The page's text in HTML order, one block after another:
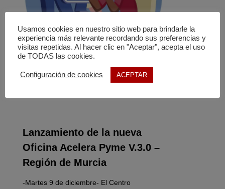
Lanzamiento de la nueva
Oficina Acelera Pyme V.3.0 –
Región de Murcia
-Martes 9 de diciembre- El Centro
Usamos cookies en nuestro sitio web para brindarle la
experiencia más relevante recordando sus preferencias y
visitas repetidas. Al hacer clic en "Aceptar", acepta el uso
de TODAS las cookies.
Configuración de cookies ACEPTAR